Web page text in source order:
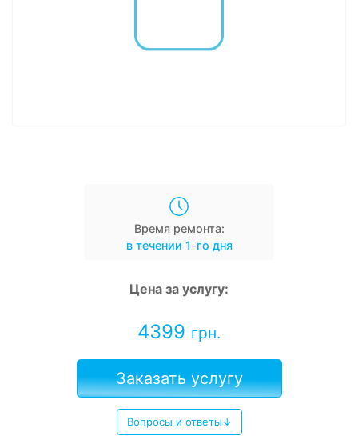
Время ремонта:
в течении 1-го дня
Цена за услугу:
4399 грн.
Заказать услугу
Вопросы и ответы↓